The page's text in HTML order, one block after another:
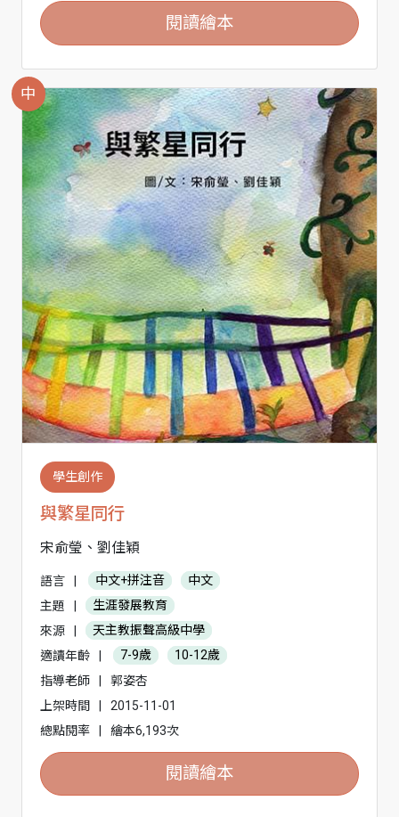
閱讀繪本
中
學生創作
與繁星同行
宋俞瑩、劉佳穎
語言 | 中文+拼注音
中文
主題
|
生涯發展教育
來源
|
天主教振聲高級中學
適讀年齡
| 7-9歲
10-12歲
指導老師
|
郭姿杏
上架時間
|
2015-11-01
總點閱率
| 繪本6,193次
閱讀繪本